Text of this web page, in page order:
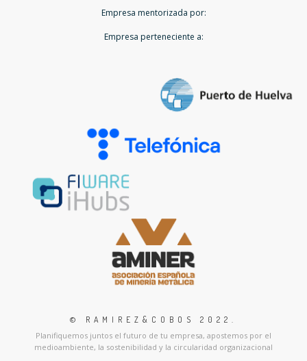
Empresa mentorizada por:
Empresa perteneciente a:
© RAMIREZ&COBOS 2022
Planifiquemos juntos el futuro de tu empresa, apostemos por el
medioambiente, la sostenibilidad y la circularidad organizacional